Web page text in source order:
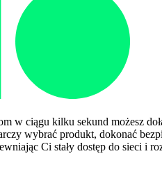
w ciągu kilku sekund możesz
wybrać produkt, dokonać
Ci stały dostęp do sieci i